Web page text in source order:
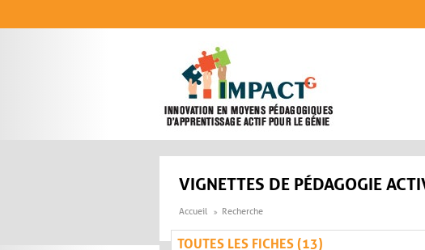
VIGNETTES DE PÉDAGOGIE
Accueil Recherche
TOUTES LES FICHES (13)